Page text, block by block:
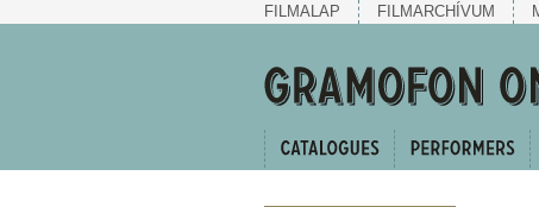
FILMALAP FILMARCHÍVUM